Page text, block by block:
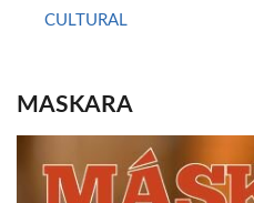
CULTURAL
MASKARA